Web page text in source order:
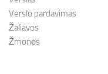
Verslo pardavimas
Žaliavos
Žmonės